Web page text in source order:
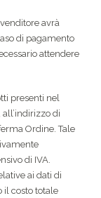
avrà
di pagamento
attendere
presenti nel
di
Ordine. Tale
di IVA.
ai dati di
il costo totale